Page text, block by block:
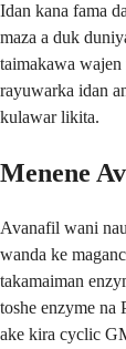
Idan kana fama
maza a duk
taimakawa
rayuwarka idan
kulawar likita.
Menene
Avanafil wani
wanda ke
takamaiman
toshe enzyme na
ake kira cyclic